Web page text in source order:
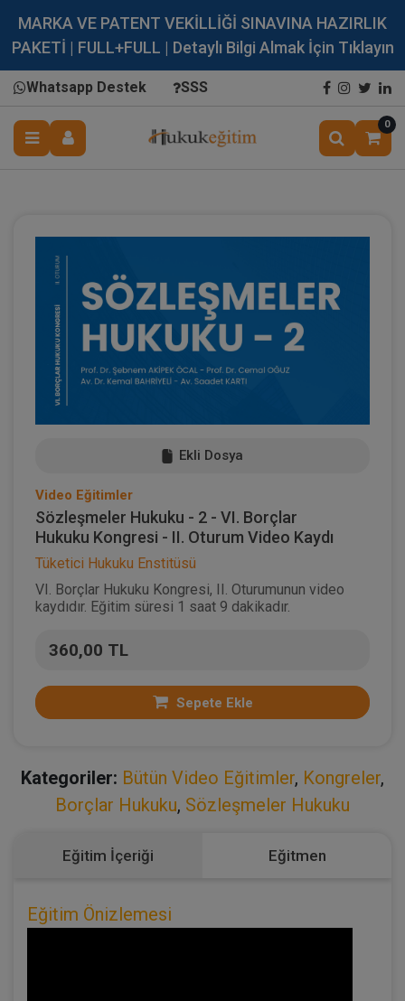
MARKA VE PATENT VEKİLLİĞİ SINAVINA HAZIRLIK
PAKETİ | FULL+FULL | Detaylı Bilgi Almak İçin Tıklayın
Whatsapp Destek SSS
0
Ekli Dosya
Video Eğitimler
Sözleşmeler Hukuku - 2 - VI. Borçlar
Hukuku Kongresi - II. Oturum Video Kaydı
Tüketici Hukuku Enstitüsü
VI. Borçlar Hukuku Kongresi, II. Oturumunun video
kaydıdır. Eğitim süresi 1 saat 9 dakikadır.
360,00 TL
Sepete Ekle
Kategoriler: Bütün Video Eğitimler, Kongreler,
Borçlar Hukuku, Sözleşmeler Hukuku
Eğitim İçeriği Eğitmen
Eğitim Önizlemesi